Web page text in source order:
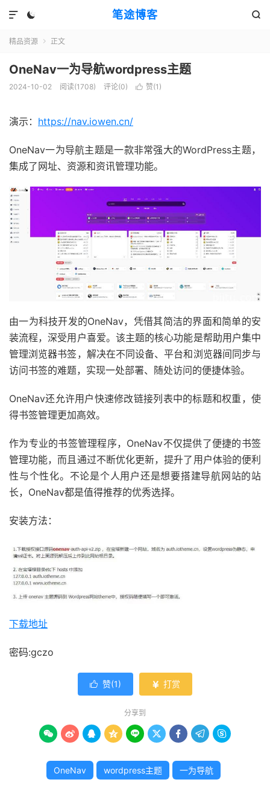
笔途博客
 

精品资源  正文
OneNav一为导航wordpress主题
2024-10-02 阅读(1708) 评论(0)  赞(1 )
演示： https://nav.iowen.cn/
OneNav一为导航主题是一款非常强大的WordPress主题，
集成了网址、资源和资讯管理功能。
由一为科技开发的OneNav，凭借其简洁的界面和简单的安
装流程，深受用户喜爱。该主题的核心功能是帮助用户集中
管理浏览器书签，解决在不同设备、平台和浏览器间同步与
访问书签的难题，实现一处部署、随处访问的便捷体验。
OneNav还允许用户快速修改链接列表中的标题和权重，使
得书签管理更加高效。
作为专业的书签管理程序，OneNav不仅提供了便捷的书签
管理功能，而且通过不断优化更新，提升了用户体验的便利
性与个性化。不论是个人用户还是想要搭建导航网站的站
长，OneNav都是值得推荐的优秀选择。
安装方法：
下载地址
密码:gczo
 赞(1)  打赏
分享到
        
OneNav wordpress主题 一为导航